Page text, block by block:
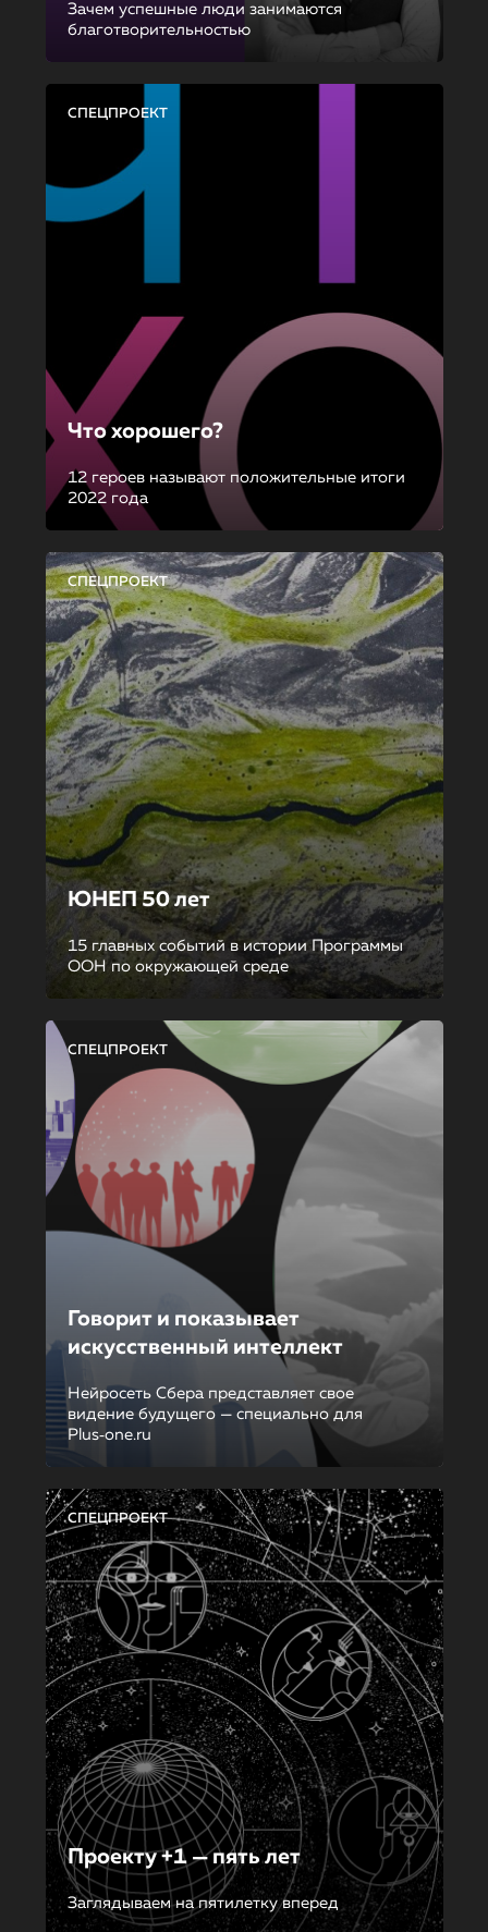
Зачем успешные люди занимаются
благотворительностью
СПЕЦПРОЕКТ
Что хорошего?
12 героев называют положительные итоги
2022 года
СПЕЦПРОЕКТ
ЮНЕП 50 лет
15 главных событий в истории Программы
ООН по окружающей среде
СПЕЦПРОЕКТ
Говорит и показывает
искусственный интеллект
Нейросеть Сбера представляет свое
видение будущего — специально для
Plus‑one.ru
СПЕЦПРОЕКТ
Проекту +1 — пять лет
Заглядываем на пятилетку вперед